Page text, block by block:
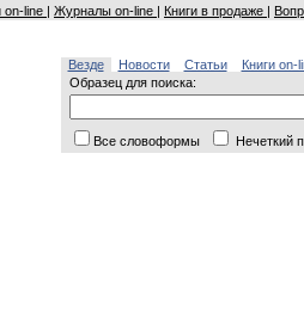
on-line | Журналы on-line | Книги в продаже |
Везде Новости Статьи
Книги on-
Образец для поиска:
Все словоформы Нечеткий